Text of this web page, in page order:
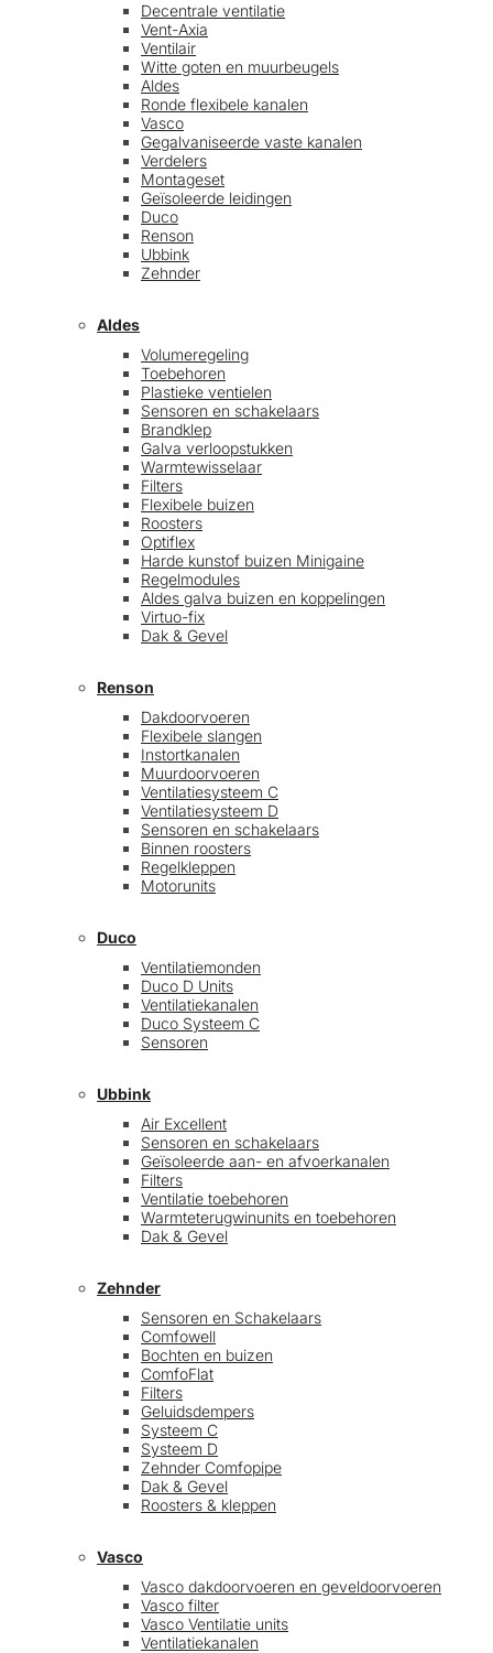
Decentrale ventilatie
Vent-Axia
Ventilair
Witte goten en muurbeugels
Aldes
Ronde flexibele kanalen
Vasco
Gegalvaniseerde vaste kanalen
Verdelers
Montageset
Geïsoleerde leidingen
Duco
Renson
Ubbink
Zehnder
Aldes
Volumeregeling
Toebehoren
Plastieke ventielen
Sensoren en schakelaars
Brandklep
Galva verloopstukken
Warmtewisselaar
Filters
Flexibele buizen
Roosters
Optiflex
Harde kunstof buizen Minigaine
Regelmodules
Aldes galva buizen en koppelingen
Virtuo-fix
Dak & Gevel
Renson
Dakdoorvoeren
Flexibele slangen
Instortkanalen
Muurdoorvoeren
Ventilatiesysteem C
Ventilatiesysteem D
Sensoren en schakelaars
Binnen roosters
Regelkleppen
Motorunits
Duco
Ventilatiemonden
Duco D Units
Ventilatiekanalen
Duco Systeem C
Sensoren
Ubbink
Air Excellent
Sensoren en schakelaars
Geïsoleerde aan- en afvoerkanalen
Filters
Ventilatie toebehoren
Warmteterugwinunits en toebehoren
Dak & Gevel
Zehnder
Sensoren en Schakelaars
Comfowell
Bochten en buizen
ComfoFlat
Filters
Geluidsdempers
Systeem C
Systeem D
Zehnder Comfopipe
Dak & Gevel
Roosters & kleppen
Vasco
Vasco dakdoorvoeren en geveldoorvoeren
Vasco filter
Vasco Ventilatie units
Ventilatiekanalen